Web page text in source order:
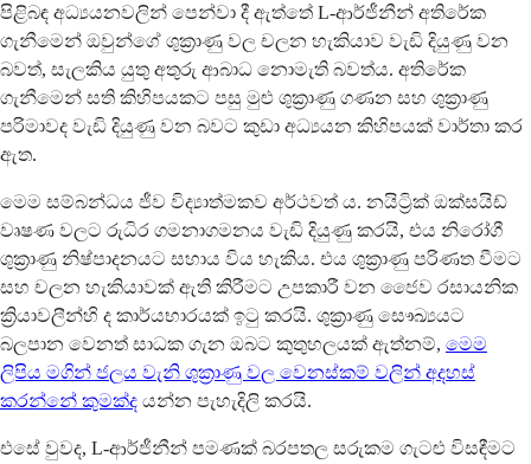
පිළිබඳ අධ්‍යයනවලින් පෙන්වා දී ඇත්තේ L-ආර්ජීනීන් අතිරේක
ගැනීමෙන් ඔවුන්ගේ ශුක්‍රාණු වල චලන හැකියාව වැඩි දියුණු වන
බවත්, සැලකිය යුතු අතුරු ආබාධ නොමැති බවත්ය. අතිරේක
ගැනීමෙන් සති කිහිපයකට පසු මුළු ශුක්‍රාණු ගණන සහ ශුක්‍රාණු
පරිමාවද වැඩි දියුණු වන බවට කුඩා අධ්‍යයන කිහිපයක් වාර්තා කර
ඇත.
මෙම සම්බන්ධය ජීව විද්‍යාත්මකව අර්ථවත් ය. නයිට්‍රික් ඔක්සයිඩ්
වෘෂණ වලට රුධිර ගමනාගමනය වැඩි දියුණු කරයි, එය නිරෝගී
ශුක්‍රාණු නිෂ්පාදනයට සහාය විය හැකිය. එය ශුක්‍රාණු පරිණත වීමට
සහ චලන හැකියාවක් ඇති කිරීමට උපකාරී වන ජෛව රසායනික
ක්‍රියාවලීන්හි ද කාර්යභාරයක් ඉටු කරයි. ශුක්‍රාණු සෞඛ්‍යයට
බලපාන වෙනත් සාධක ගැන ඔබට කුතුහලයක් ඇත්නම්, මෙම
ලිපිය මගින් ජලය වැනි ශුක්‍රාණු වල වෙනස්කම් වලින් අදහස්
කරන්නේ කුමක්ද යන්න පැහැදිලි කරයි.
එසේ වුවද, L-ආර්ජීනීන් පමණක් බරපතල සරුකම ගැටළු විසඳීමට